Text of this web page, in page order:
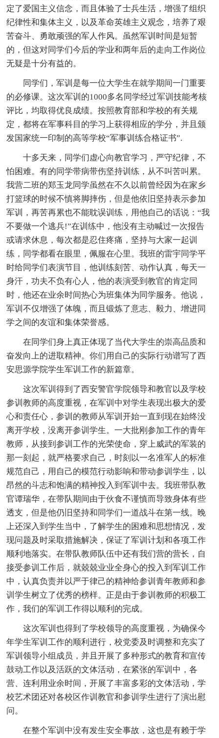
定了爱国主义信念，而且体验了士兵生活，增强了组织
纪律性和集体主义，以及革命英雄主义观念，培养了艰
苦奋斗、勇敢顽强的军人作风。虽然军训时间是短暂
的，但这对同学们今后的学业和两年后的走向工作岗位
无疑是十分有益的。
同学们，军训是每一位大学生在就学期间一门重要
的必修课。这次军训的1000多名同学经过军训技能考核
评比，均取得优良成绩。按照教育部和学校的有关规
定，都将在军事科目的学习上获得相应的学分，并且颁
发国家统一印制的高等学校“军事训练合格证书”.
十多天来，同学们虚心向教官学习，严守纪律，不
怕困难。有的同学带病带伤坚持训练，从不叫苦叫累。
我营二班的郑玉龙同学虽然在不久以前曾经因为在家乡
打篮球的时候不慎将脚摔伤，但是他依旧坚持表示参加
军训，再苦再累也不能耽误训练，用他自己的话说：“我
不要做一个逃兵!”在训练中，他没有主动喊过一次报告
或请求休息，每次都是忍住疼痛，坚持与大家一起训
练，同学都看在眼里，佩服在心里。我班的雷宇同学平
时给同学们表演节目，他训练刻苦、动作认真，每天一
身汗，功夫不负有心人，他的表演受到教官的肯定同
时，他还在业余时间热心为班集体为同学服务。他说，
军训不仅增强了体魄，而且锻炼了意志、毅力、增进同
学之间的友谊和集体荣誉感。
在同学们身上真正体现了当代大学生的崇高品质和
奋发向上的进取精神。你们用自己的实际行动谱写了西
安思源学院学生军训工作的新篇章。
这次军训得到了西安警官学院领导和教官以及学校
参训教师的高度重视，在军训中对学生表现出极大的爱
心和责任心，参训的教师从军训开始一直到现在始终没
离开学校，没离开参训学生。一大批刚参加工作的青年
教师，从接到参训工作的光荣使命，穿上威武的军装的
那一刻起，就严格要求自己，时刻以一名准军人的标准
规范自己，用自己的模范行动影响和带动参训学生，以
昂然的斗志和饱满的精神投入到军训中去。我班带队教
官谭瑞华，在带队期间由于伙食不谨慎而导致身体有些
透支，但是他仍旧坚持和同学们一道战斗在第一线。晚
上还深入到学生当中，了解学生的困难和思想情况，发
现问题及时采取措施解决，保证了军训计划和各项工作
顺利地落实。在带队教师队伍中还有我们营的营长，自
接受参训工作后，就兢兢业业全身心的投入到军训工作
中，认真负责并以严于律己的精神给参训青年教师和参
训学生树立了优秀的榜样。正是由于参训教师的积极工
作，我们的军训工作得以顺利的完成。
这次军训也得到了学校领导的高度重视，为确保今
年学生军训工作的顺利进行，校党委及时调整和充实了
军训领导小组成员，并且开展了多种形式的教育和宣传
鼓动工作以及活跃的文体活动，在紧张的军训中，各
营、连利用业余时间，开展了丰富多彩的文体活动，学
校艺术团还对各校区作训教官和参训学生进行了演出慰
问。
在整个军训中没有发生安全事故，这也是有赖于学